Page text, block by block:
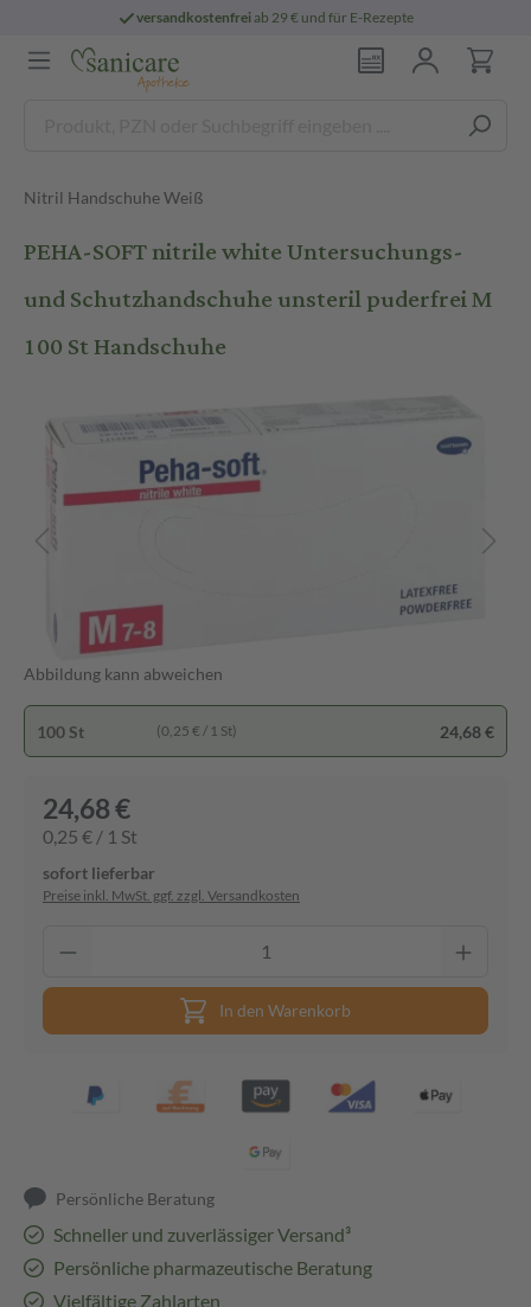
versandkostenfreiab 29 € und für E-Rezepte
Nitril Handschuhe Weiß
PEHA-SOFT nitrile white Untersuchungs-
und Schutzhandschuhe unsteril puderfrei M
100 St Handschuhe
Abbildung kann abweichen
100 St (0,25 € / 1 St) 24,68 €
24,68 €
0,25 € / 1 St
sofort lieferbar
Preise inkl. MwSt. ggf. zzgl. Versandkosten
In den Warenkorb
Persönliche Beratung
Schneller und zuverlässiger Versand³
Persönliche pharmazeutische Beratung
Vielfältige Zahlarten